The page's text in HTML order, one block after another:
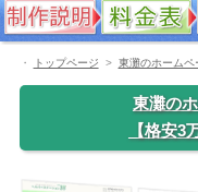
・ トップページ 東灘のホームペ
東灘の
【格安3